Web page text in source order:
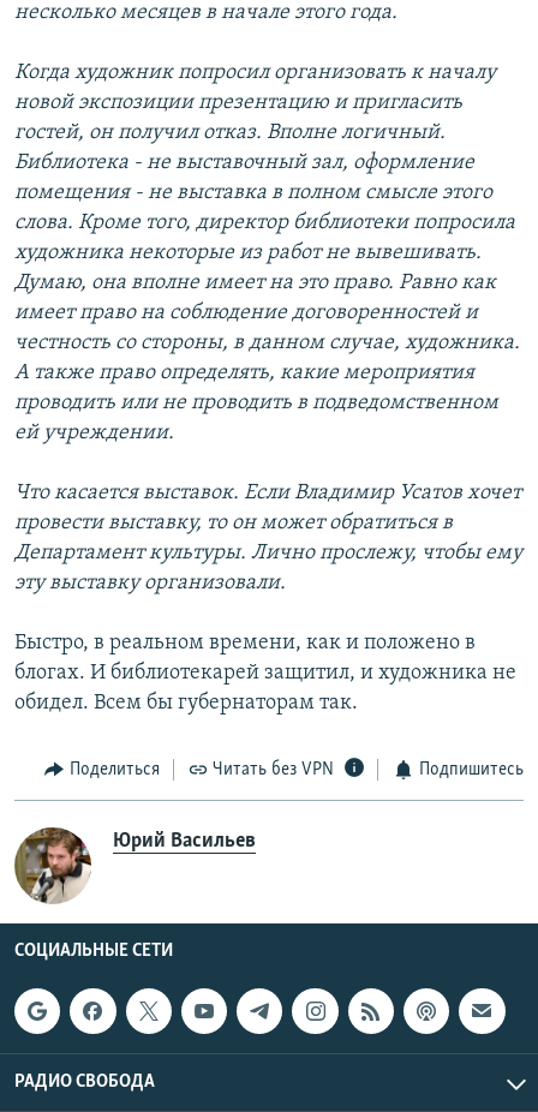
несколько месяцев в начале этого года.
Когда художник попросил организовать к началу
новой экспозиции презентацию и пригласить
гостей, он получил отказ. Вполне логичный.
Библиотека - не выставочный зал, оформление
помещения - не выставка в полном смысле этого
слова. Кроме того, директор библиотеки попросила
художника некоторые из работ не вывешивать.
Думаю, она вполне имеет на это право. Равно как
имеет право на соблюдение договоренностей и
честность со стороны, в данном случае, художника.
А также право определять, какие мероприятия
проводить или не проводить в подведомственном
ей учреждении.
Что касается выставок. Если Владимир Усатов хочет
провести выставку, то он может обратиться в
Департамент культуры. Лично прослежу, чтобы ему
эту выставку организовали.
Быстро, в реальном времени, как и положено в
блогах. И библиотекарей защитил, и художника не
обидел. Всем бы губернаторам так.
Поделиться Читать без VPN Подпишитесь
Юрий Васильев
СОЦИАЛЬНЫЕ СЕТИ
РАДИО СВОБОДА